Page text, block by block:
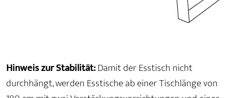
Hinweis zur Stabilität:Damit der Esstisch nicht
durchhängt, werden Esstische ab einer Tischlänge von